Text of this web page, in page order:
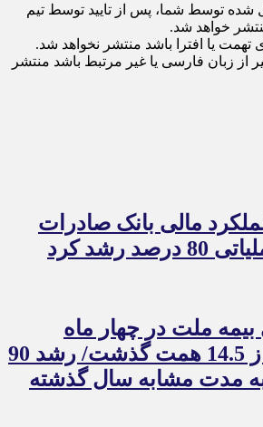
شده توسط شما، پس از تایید توسط تیم
خواهد شد.
تهمت یا افترا باشد منتشر نخواهد شد.
از زبان فارسی یا غیر مرتبط باشد منتشر
مالی بانک صادرات
رشد کرد
بیمه ملت در چهار ماه
نخست امسال از 14.5 همت گذشت/ رشد 90
مدت مشابه سال گذشته